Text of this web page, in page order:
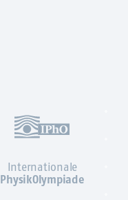
Internationale
PhysikOlympiade